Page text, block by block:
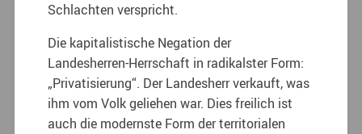
Schlachten verspricht.
Die kapitalistische Negation der
Landesherren-Herrschaft in radikalster Form:
„Privatisierung“. Der Landesherr verkauft, was
ihm vom Volk geliehen war. Dies freilich ist
auch die modernste Form der territorialen